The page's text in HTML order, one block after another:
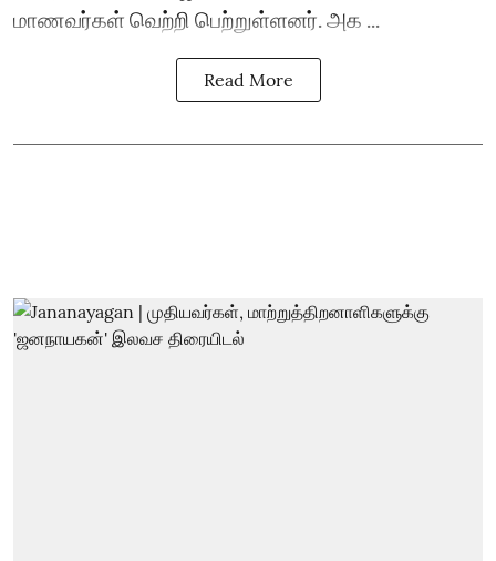
மாணவர்கள் வெற்றி பெற்றுள்ளனர். அக ...
Read More